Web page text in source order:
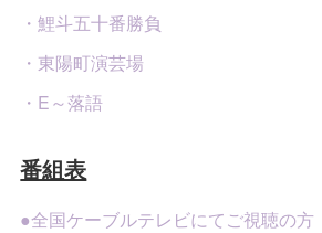
・鯉斗五十番勝負
・東陽町演芸場
・E～落語
番組表
●全国ケーブルテレビにてご視聴の方